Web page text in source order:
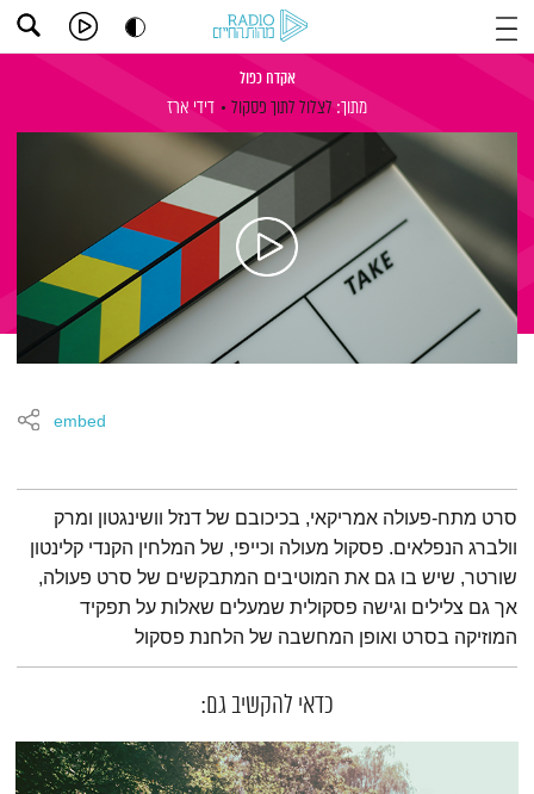
אקדח כפול
מתוך: לצלול לתוך פסקול דידי ארז
embed
תמצית הפודקאסט
סרט מתח-פעולה אמריקאי, בכיכובם של דנזל וושינגטון ומרק
וולברג הנפלאים. פסקול מעולה וכייפי, של המלחין הקנדי קלינטון
שורטר, שיש בו גם את המוטיבים המתבקשים של סרט פעולה,
אך גם צלילים וגישה פסקולית שמעלים שאלות על תפקיד
המוזיקה בסרט ואופן המחשבה של הלחנת פסקול
כדאי להקשיב גם: